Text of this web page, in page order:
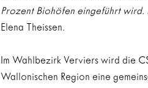
Prozent Biohöfen eingeführt wird.
Elena Theissen.
Im Wahlbezirk Verviers wird die
Wallonischen Region eine